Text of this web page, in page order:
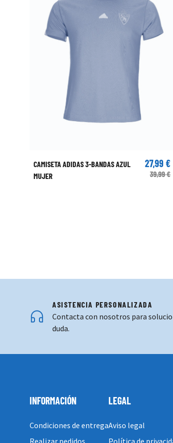
CAMISETA ADIDAS 3-BANDAS AZUL
MUJER
27,99 €
39,99 €
ASISTENCIA PERSONALIZADA
Contacta con nosotros para
duda.
INFORMACIÓN
Condiciones de entrega
Realizar pedidos
LEGAL
Aviso legal
Política de